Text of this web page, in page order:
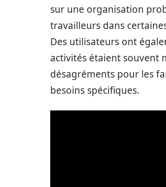
sur une organisation
travailleurs dans
Des utilisateurs ont
activités étaient souvent
désagréments pour les
besoins spécifiques.